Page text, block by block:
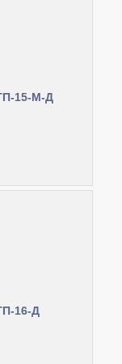
15-М-Д
16-Д